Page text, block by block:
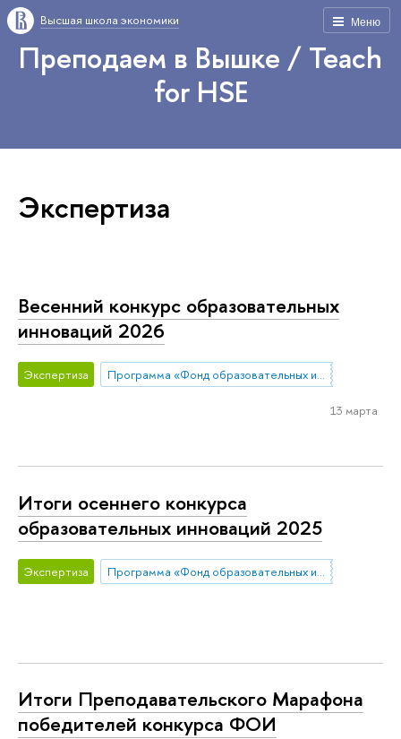
Меню
Высшая школа экономики
Преподаем в Вышке / Teach
for HSE
Экспертиза
Весенний конкурс образовательных
инноваций 2026
Экспертиза Программа «Фонд образовательных инноваций»
13 марта
Итоги осеннего конкурса
образовательных инноваций 2025
Экспертиза Программа «Фонд образовательных инноваций»
Итоги Преподавательского Марафона
победителей конкурса ФОИ